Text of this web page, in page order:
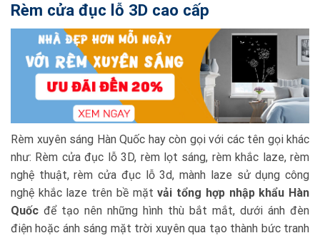
Rèm cửa đục lỗ 3D cao cấp
Rèm xuyên sáng Hàn Quốc hay còn gọi với các tên gọi khác
như: Rèm cửa đục lỗ 3D, rèm lọt sáng, rèm khắc laze, rèm
nghệ thuật, rèm cửa đục lỗ 3d, mành laze sử dụng công
nghệ khắc laze trên bề mặtvải tổng hợp nhập khẩu Hàn
Quốc để tạo nên những hình thù bắt mắt, dưới ánh đèn
điện hoặc ánh sáng mặt trời xuyên qua tạo thành bức tranh